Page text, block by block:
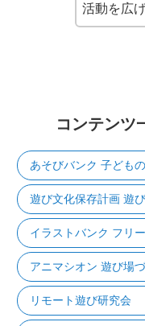
活動を広
コンテンツ
あそびバンク 子ども
遊び文化保存計画 遊
イラストバンク フリ
アニマシオン 遊び場
リモート遊び研究会